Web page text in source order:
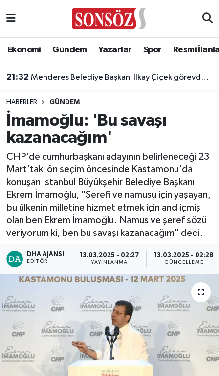
Ekonomi Gündem Yazarlar Spor Resmi
21:32 Menderes Belediye Başkanı İlkay Çiçek görevden uzaklaştırıldı
HABERLER GÜNDEM
İmamoğlu: 'Bu savaşı
kazanacağım'
CHP'de cumhurbaşkanı adayının belirleneceği 23
Mart'taki ön seçim öncesinde Kastamonu'da
konuşan İstanbul Büyükşehir Belediye Başkanı
Ekrem İmamoğlu, "Şerefi ve namusu için yaşayan,
bu ülkenin milletine hizmet etmek için and içmiş
olan ben Ekrem İmamoğlu. Namus ve şeref sözü
veriyorum ki, ben bu savaşı kazanacağım" dedi.
DHA AJANSI
EDITÖR
13.03.2025 - 02:27
YAYINLANMA
13.03.2025 - 02:28
GÜNCELLEME
Asayiş
Biyografi
Çevre
Diğer
Dünya
Eğitim
Ekonomi
Eleman
Gündem
Gurme
Haber
Ankara Nöbetçi Eczaneler
Ankara Trafik Yoğunluk Haritası
Süper Lig Puan Durumu ve Fikstür
Tüm Manşetler
Son Dakika Haberleri
Haber Arşivi